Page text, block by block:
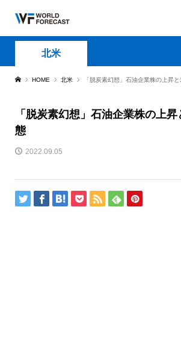
北米
HOME 北米 「脱炭素幻想」石油企業株の上昇
「脱炭素幻想」石油企業株の上
態
2022.09.05